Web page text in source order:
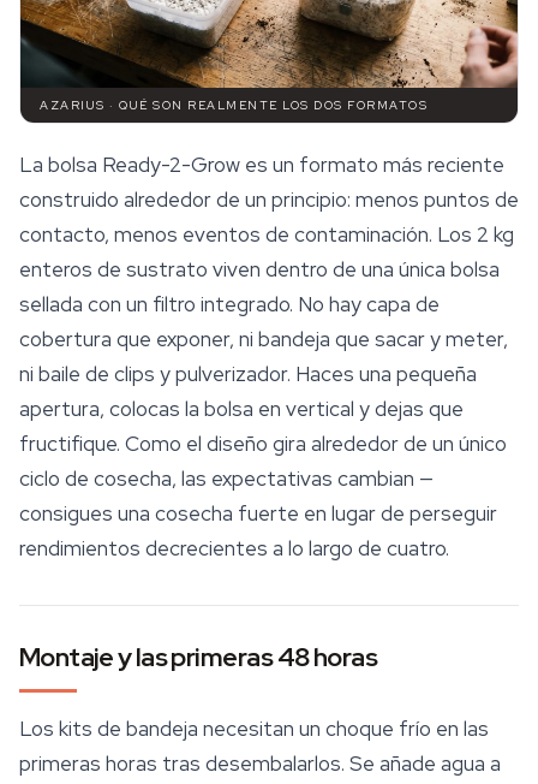
AZARIUS · QUÉ SON REALMENTE LOS DOS FORMATOS
La bolsa Ready-2-Grow es un formato más reciente
construido alrededor de un principio: menos puntos de
contacto, menos eventos de contaminación. Los 2 kg
enteros de sustrato viven dentro de una única bolsa
sellada con un filtro integrado. No hay capa de
cobertura que exponer, ni bandeja que sacar y meter,
ni baile de clips y pulverizador. Haces una pequeña
apertura, colocas la bolsa en vertical y dejas que
fructifique. Como el diseño gira alrededor de un único
ciclo de cosecha, las expectativas cambian —
consigues una cosecha fuerte en lugar de perseguir
rendimientos decrecientes a lo largo de cuatro.
Montaje y las primeras 48 horas
Los kits de bandeja necesitan un choque frío en las
primeras horas tras desembalarlos. Se añade agua a